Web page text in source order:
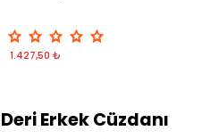
1.427,50 ₺
Deri Erkek Cüzdanı